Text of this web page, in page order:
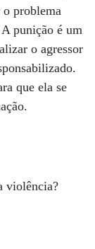
o problema
punição é um
o agressor
que ela se
violência?